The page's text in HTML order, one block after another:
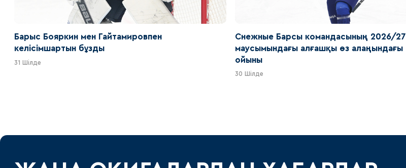
Барыс Бояркин мен Гайтамировпен
келісімшартын бұзды
31 Шілде
Снежные Барсы командасының 2026/27
маусымындағы алғашқы өз алаңындағы
ойыны
30 Шілде